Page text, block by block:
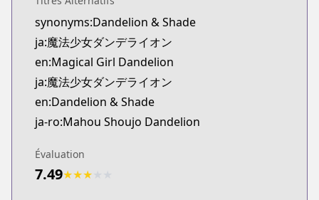
Official English
https://www.viz.com/vizmanga/chapters/
synonyms:Dandelion & Shade
ja:魔法少女ダンデライオン
en:Magical Girl Dandelion
ja:魔法少女ダンデライオン
en:Dandelion & Shade
ja-ro:Mahou Shoujo Dandelion
Évaluation
7.49★★★